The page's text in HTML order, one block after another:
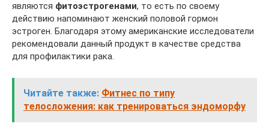
являются фитоэстрогенами, то есть по своему
действию напоминают женский половой гормон
эстроген. Благодаря этому американские исследователи
рекомендовали данный продукт в качестве средства
для профилактики рака.
Читайте также: Фитнес по типу
телосложения: как тренироваться эндоморфу